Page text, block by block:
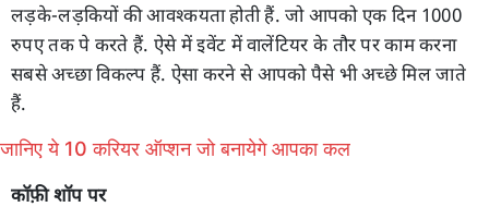
लड़के-लड़कियों की आवश्कयता होती हैं. जो आपको एक दिन 1000
रुपए तक पे करते हैं. ऐसे में इवेंट में वालेंटियर के तौर पर काम करना
सबसे अच्छा विकल्प हैं. ऐसा करने से आपको पैसे भी अच्छे मिल जाते
हैं.
जानिए ये 10 करियर ऑप्शन जो बनायेगे आपका कल
कॉफ़ी शॉप पर